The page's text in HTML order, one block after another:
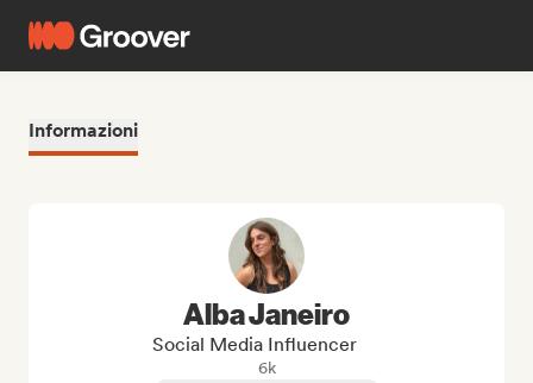
Informazioni
Alba Janeiro
Social Media Influencer
6k